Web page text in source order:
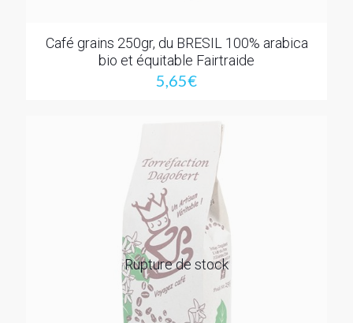
Café grains 250gr, du BRESIL 100% arabica
bio et équitable Fairtraide
5,65€
Rupture de stock